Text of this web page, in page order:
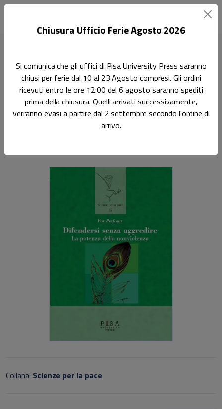
Ricerca
Difendersi senza aggredire
La potenza della non violenza
Collana: Scienze per la pace
Chiusura Ufficio Ferie Agosto 2026
Si comunica che gli uffici di Pisa University Press saranno
chiusi per ferie dal 10 al 23 Agosto compresi. Gli ordini
ricevuti entro le ore 12:00 del 6 agosto saranno spediti
prima della chiusura. Quelli arrivati successivamente,
verranno evasi a partire dal 2 settembre secondo l'ordine di
arrivo.